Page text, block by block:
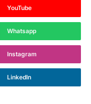
YouTube
Whatsapp
Instagram
LinkedIn